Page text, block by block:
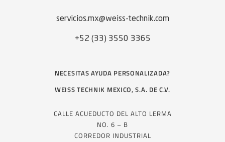
servicios.mx@weiss-technik.com
+52 (33) 3550 3365
NECESITAS AYUDA PERSONALIZADA?
WEISS TECHNIK MEXICO, S.A. DE C.V.
CALLE ACUEDUCTO DEL ALTO LERMA
NO. 6 – B
CORREDOR INDUSTRIAL